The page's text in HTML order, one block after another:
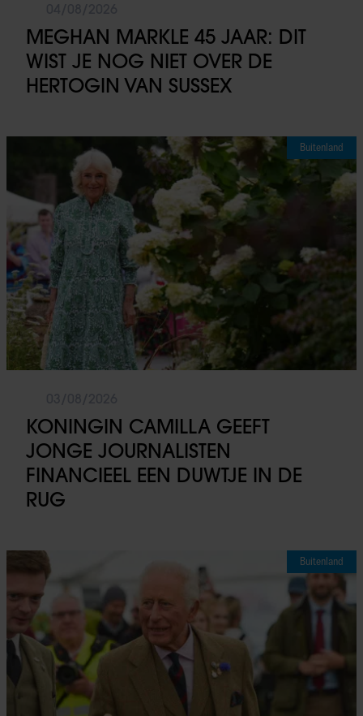
MEGHAN MARKLE 45 JAAR: DIT
WIST JE NOG NIET OVER DE
HERTOGIN VAN SUSSEX
Buitenland
KONINGIN CAMILLA GEEFT
JONGE JOURNALISTEN
FINANCIEEL EEN DUWTJE IN DE
RUG
Buitenland